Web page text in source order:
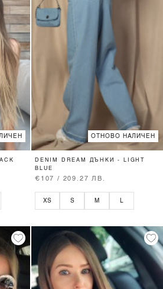
ОТНОВО НАЛИЧЕН
DENIM DREAM ДЪНКИ - LIGHT
BLUE
€107 / 209.27 ЛВ.
XS S M L